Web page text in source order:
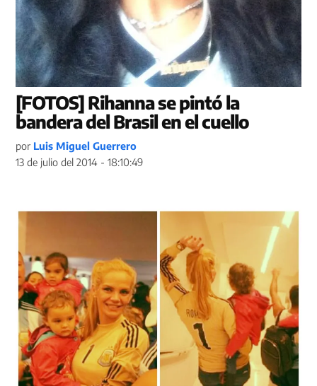
[FOTOS] Rihanna se pintó la
bandera del Brasil en el cuello
por Luis Miguel Guerrero
13 de julio del 2014 - 18:10:49